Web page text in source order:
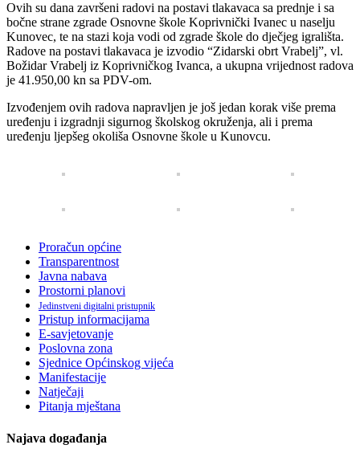
Ovih su dana završeni radovi na postavi tlakavaca sa prednje i sa
bočne strane zgrade Osnovne škole Koprivnički Ivanec u naselju
Kunovec, te na stazi koja vodi od zgrade škole do dječjeg igrališta.
Radove na postavi tlakavaca je izvodio “Zidarski obrt Vrabelj”, vl.
Božidar Vrabelj iz Koprivničkog Ivanca, a ukupna vrijednost radova
je 41.950,00 kn sa PDV-om.
Izvođenjem ovih radova napravljen je još jedan korak više prema
uređenju i izgradnji sigurnog školskog okruženja, ali i prema
uređenju ljepšeg okoliša Osnovne škole u Kunovcu.
Proračun općine
Transparentnost
Javna nabava
Prostorni planovi
Jedinstveni digitalni pristupnik
Pristup informacijama
E-savjetovanje
Poslovna zona
Sjednice Općinskog vijeća
Manifestacije
Natječaji
Pitanja mještana
Najava događanja